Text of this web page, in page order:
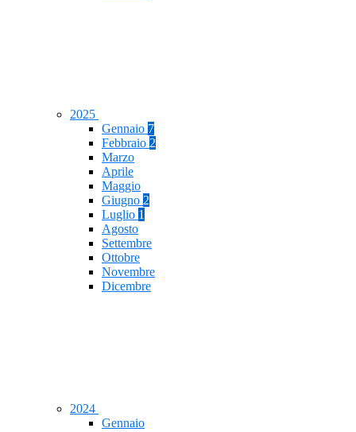
2025
Gennaio 7
Febbraio 2
Marzo
Aprile
Maggio
Giugno 2
Luglio 1
Agosto
Settembre
Ottobre
Novembre
Dicembre
2024
Gennaio